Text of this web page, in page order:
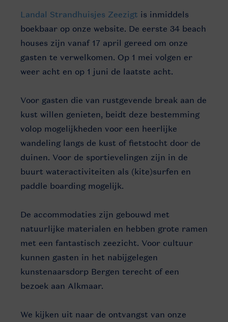
Landal Strandhuisjes Zeezigt is inmiddels
boekbaar op onze website. De eerste 34 beach
houses zijn vanaf 17 april gereed om onze
gasten te verwelkomen. Op 1 mei volgen er
weer acht en op 1 juni de laatste acht.
Voor gasten die van rustgevende break aan de
kust willen genieten, beidt deze bestemming
volop mogelijkheden voor een heerlijke
wandeling langs de kust of fietstocht door de
duinen. Voor de sportievelingen zijn in de
buurt wateractiviteiten als (kite)surfen en
paddle boarding mogelijk.
De accommodaties zijn gebouwd met
natuurlijke materialen en hebben grote ramen
met een fantastisch zeezicht. Voor cultuur
kunnen gasten in het nabijgelegen
kunstenaarsdorp Bergen terecht of een
bezoek aan Alkmaar.
We kijken uit naar de ontvangst van onze